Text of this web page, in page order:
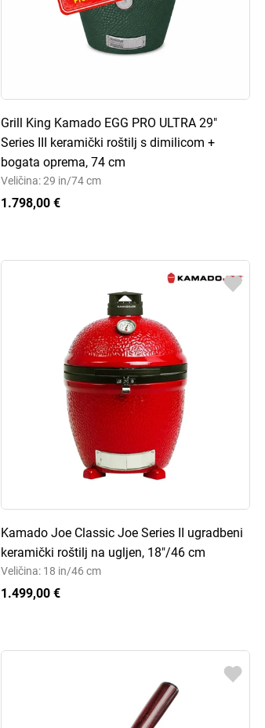
Grill King Kamado EGG PRO ULTRA 29"
Series III keramički roštilj s dimilicom +
bogata oprema, 74 cm
Veličina: 29 in/74 cm
1.798,00 €
Kamado Joe Classic Joe Series II ugradbeni
keramički roštilj na ugljen, 18"/46 cm
Veličina: 18 in/46 cm
1.499,00 €